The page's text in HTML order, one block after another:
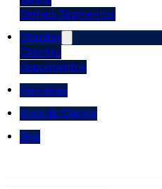
Demais Segmentos
Clientes
Clientes
Depoimentos
Parceiros
Área do Cliente
Blog